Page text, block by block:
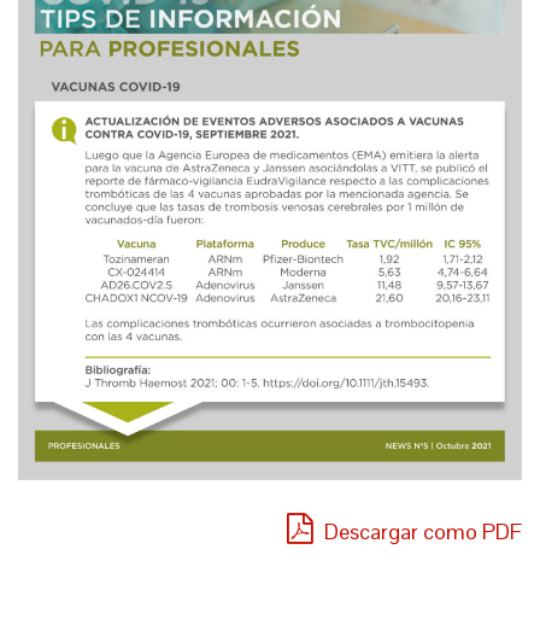
Descargar como PDF